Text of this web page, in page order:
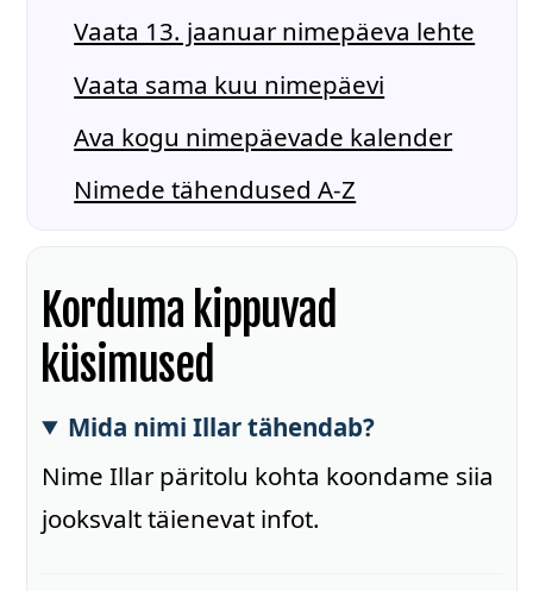
Vaata 13. jaanuar nimepäeva lehte
Vaata sama kuu nimepäevi
Ava kogu nimepäevade kalender
Nimede tähendused A-Z
Korduma kippuvad
küsimused
Mida nimi Illar tähendab?
Nime Illar päritolu kohta koondame siia
jooksvalt täienevat infot.